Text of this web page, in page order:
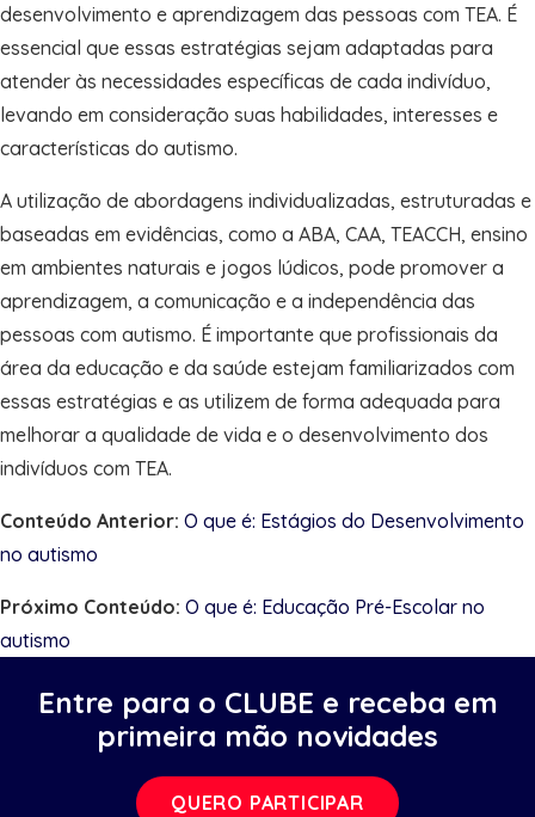
desenvolvimento e aprendizagem das pessoas com TEA. É
essencial que essas estratégias sejam adaptadas para
atender às necessidades específicas de cada indivíduo,
levando em consideração suas habilidades, interesses e
características do autismo.
A utilização de abordagens individualizadas, estruturadas e
baseadas em evidências, como a ABA, CAA, TEACCH, ensino
em ambientes naturais e jogos lúdicos, pode promover a
aprendizagem, a comunicação e a independência das
pessoas com autismo. É importante que profissionais da
área da educação e da saúde estejam familiarizados com
essas estratégias e as utilizem de forma adequada para
melhorar a qualidade de vida e o desenvolvimento dos
indivíduos com TEA.
Conteúdo Anterior: O que é: Estágios do Desenvolvimento
no autismo
Próximo Conteúdo: O que é: Educação Pré-Escolar no
autismo
Entre para o CLUBE e receba em
primeira mão novidades
QUERO PARTICIPAR